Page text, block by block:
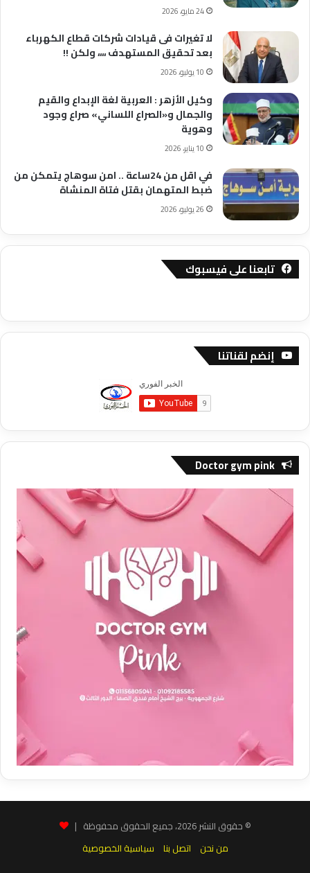
24 مايو، 2026
لا تغيرات فى قيادات شركات قطاع الكهرباء
بعد تحقيق المستهدف ،،،، ولكن !!
10 يوليو، 2026
وكيل الأزهر : العربية لغة الإبداع والقيم
والجمال و«الصراع اللساني» صراع وجود
وهوية
10 يناير، 2026
في اقل من 24ساعة .. امن سوهاج يتمكن من
ضبط المتهمان بقتل فتاة المنشاة
26 يوليو، 2026
تابعنا على فيسبوك
إنضم لقناتنا
Doctor gym pink
© حقوق النشر 2026، جميع الحقوق محفوظة |
من نحن
اتصل بنا سياسية الخصوصية